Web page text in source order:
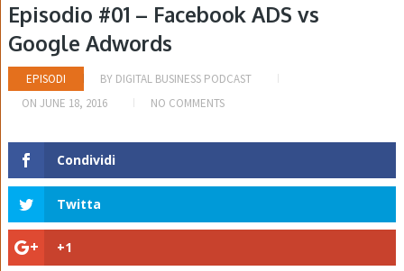
Episodio #01 – Facebook ADS vs
Google Adwords
EPISODI BY DIGITAL BUSINESS PODCAST
ON JUNE 18, 2016 NO COMMENTS
Condividi
Twitta
+1